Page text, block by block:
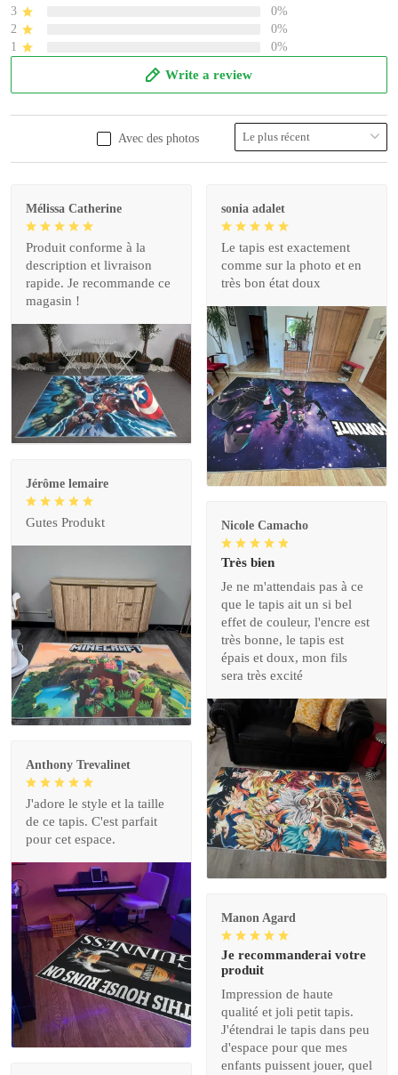
3
0%
2
0%
1
0%
Write a review
Avec des photos
Mélissa Catherine
Produit conforme à la
description et livraison
rapide. Je recommande ce
magasin !
sonia adalet
Le tapis est exactement
comme sur la photo et en
très bon état doux
Jérôme lemaire
Gutes Produkt Nicole Camacho
Très bien
Je ne m'attendais pas à ce
que le tapis ait un si bel
effet de couleur, l'encre est
très bonne, le tapis est
épais et doux, mon fils
sera très excité
Anthony Trevalinet
J'adore le style et la taille
de ce tapis. C'est parfait
pour cet espace.
Manon Agard
Je recommanderai votre
produit
Impression de haute
qualité et joli petit tapis.
J'étendrai le tapis dans peu
d'espace pour que mes
enfants puissent jouer, quel